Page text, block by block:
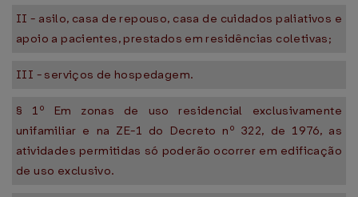
II - asilo, casa de repouso, casa de cuidados paliativos e
apoio a pacientes, prestados em residências coletivas;
III - serviços de hospedagem.
§ 1º Em zonas de uso residencial exclusivamente
unifamiliar e na ZE-1 do Decreto nº 322, de 1976, as
atividades permitidas só poderão ocorrer em edificação
de uso exclusivo.